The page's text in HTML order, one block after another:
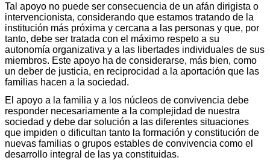
Tal apoyo no puede ser consecuencia de un afán dirigista o
intervencionista, considerando que estamos tratando de la
institución más próxima y cercana a las personas y que, por
tanto, debe ser tratada con el máximo respeto a su
autonomía organizativa y a las libertades individuales de sus
miembros. Este apoyo ha de considerarse, más bien, como
un deber de justicia, en reciprocidad a la aportación que las
familias hacen a la sociedad.
El apoyo a la familia y a los núcleos de convivencia debe
responder necesariamente a la complejidad de nuestra
sociedad y debe dar solución a las diferentes situaciones
que impiden o dificultan tanto la formación y constitución de
nuevas familias o grupos estables de convivencia como el
desarrollo integral de las ya constituidas.